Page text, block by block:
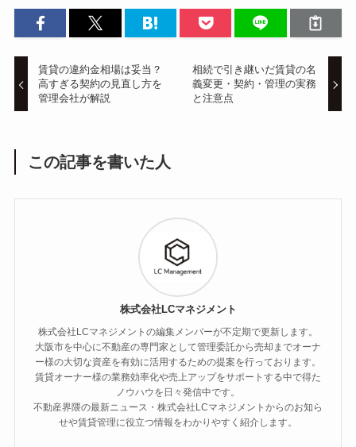
賃貸の違約金相場は妥当？
高すぎる契約の見直し方を
管理会社が解説
相続で引き継いだ賃貸の名
義変更・契約・管理の実務
と注意点
この記事を書いた人
株式会社LCマネジメント
株式会社LCマネジメントの編集メンバーが不定期で更新します。
大阪市を中心に不動産の専門家として管理委託から売却までオーナ
ー様の大切な資産を有効に活用するための提案を行っております。
賃貸オーナー様の業務効率化や売上アップをサポートする中で得た
ノウハウを日々発信中です。
不動産界隈の最新ニュース・株式会社LCマネジメントからのお知ら
せや賃貸管理に役立つ情報をわかりやすく紹介します。